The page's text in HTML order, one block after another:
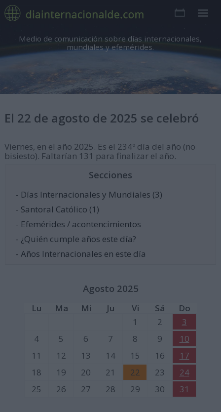
Medio de comunicación sobre días internacionales,
mundiales y efemérides.
El 22 de agosto de 2025 se celebró
Viernes, en el año 2025. Es el 234º día del año (no
bisiesto). Faltarían 131 para finalizar el año.
Secciones
- Días Internacionales y Mundiales (3)
- Santoral Católico (1)
- Efemérides / acontencimientos
- ¿Quién cumple años este día?
- Años Internacionales en este día
Agosto 2025
Lu Ma Mi Ju Vi Sá
Do
1
2
3
4
5 6 7 8 9
10
11
12 13 14 15 16
17
18
19 20 21 22 23
24
25
26 27 28 29 30 31